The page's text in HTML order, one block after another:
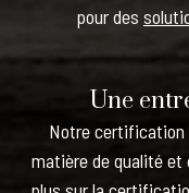
pour des
Une
Notre certification
matière de qualité et